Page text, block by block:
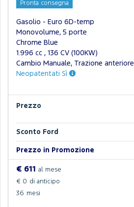
Pronta consegna
Gasolio - Euro 6D-temp
Monovolume, 5 porte
Chrome Blue
1.996 cc , 136 CV (100KW)
Cambio Manuale, Trazione anteriore
Neopatentati Sì
Prezzo
Sconto Ford
Prezzo in Promozione
€ 611
al mese
€ 0 di anticipo
36 mesi